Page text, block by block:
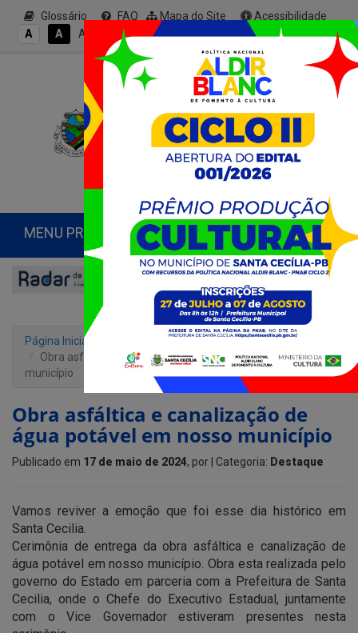
Glossário FAQ Mapa do Site
Acessibilidade
A
A A- A+
MENU PRINCIPAL
Página Inicial
Obra asfáltica e canalização de água potável em nosso
município
Obra asfáltica e canalização de
água potável em nosso município
Publicado em 17 de maio de 2024, por | Categoria: Destaque
Vamos reviver a emoção que foi esse dia histórico em
Santa Cecilia.
Cerimônia de entrega da obra asfáltica e canalização de
água potável em nosso município. Obra esta realizada pelo
governo do Estado em parceria com a Prefeitura de Santa
Cecilia, onde o Chefe do Executivo Estadual, juntamente
com o Vice Governador estiveram presentes nesta